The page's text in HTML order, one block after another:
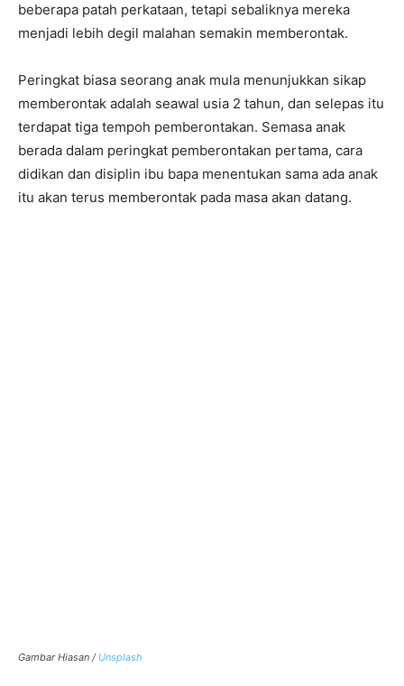
beberapa patah perkataan, tetapi sebaliknya mereka
menjadi lebih degil malahan semakin memberontak.
Peringkat biasa seorang anak mula menunjukkan sikap
memberontak adalah seawal usia 2 tahun, dan selepas itu
terdapat tiga tempoh pemberontakan. Semasa anak
berada dalam peringkat pemberontakan pertama, cara
didikan dan disiplin ibu bapa menentukan sama ada anak
itu akan terus memberontak pada masa akan datang.
Gambar Hiasan / Unsplash